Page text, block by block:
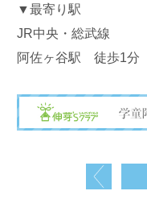
▼最寄り駅
JR中央・総武線
阿佐ヶ谷駅 徒歩1分